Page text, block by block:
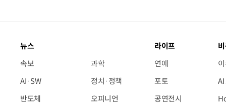
뉴스
속보
AI·SW
반도체
과학
정치·정책
오피니언
라이프
연예
포토
공연전시